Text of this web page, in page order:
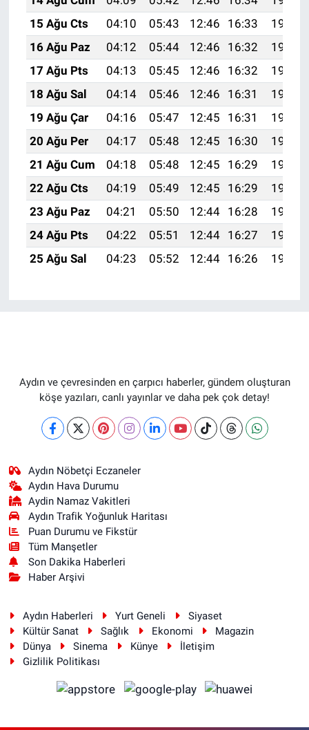
15 Ağu Cts
04:10 05:43 12:46 16:33
19:39
16 Ağu Paz
04:12 05:44 12:46 16:32
19:38
17 Ağu Pts
04:13 05:45 12:46 16:32
19:37
18 Ağu Sal
04:14 05:46 12:46 16:31
19:35
19 Ağu Çar
04:16 05:47 12:45 16:31
19:34
20 Ağu Per
04:17 05:48 12:45 16:30
19:33
21 Ağu Cum
04:18 05:48 12:45 16:29
19:31
22 Ağu Cts
04:19 05:49 12:45 16:29
19:30
23 Ağu Paz
04:21 05:50 12:44 16:28
19:29
24 Ağu Pts
04:22 05:51 12:44 16:27
19:27
25 Ağu Sal
04:23 05:52 12:44 16:26 19:26
Aydın ve çevresinden en çarpıcı haberler, gündem oluşturan
köşe yazıları, canlı yayınlar ve daha pek çok detay!
Aydın Nöbetçi Eczaneler
Aydın Hava Durumu
Aydin Namaz Vakitleri
Aydın Trafik Yoğunluk Haritası
Puan Durumu ve Fikstür
Tüm Manşetler
Son Dakika Haberleri
Haber Arşivi
Aydın Haberleri Yurt Geneli
Siyaset
Kültür Sanat
Sağlık Ekonomi
Magazin
Dünya
Sinema Künye
İletişim
Gizlilik Politikası